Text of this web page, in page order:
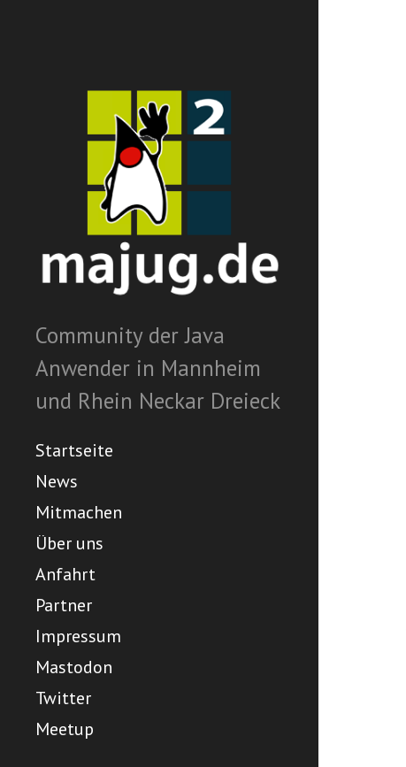
Community der Java
Anwender in Mannheim
und Rhein Neckar Dreieck
Startseite
News
Mitmachen
Über uns
Anfahrt
Partner
Impressum
Mastodon
Twitter
Meetup